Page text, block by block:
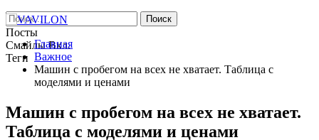
Посты
Смайлы Вкл.
Теги
Главная
Важное
Машин с пробегом на всех не хватает. Таблица с
моделями и ценами
Машин с пробегом на всех не хватает.
Таблица с моделями и ценами